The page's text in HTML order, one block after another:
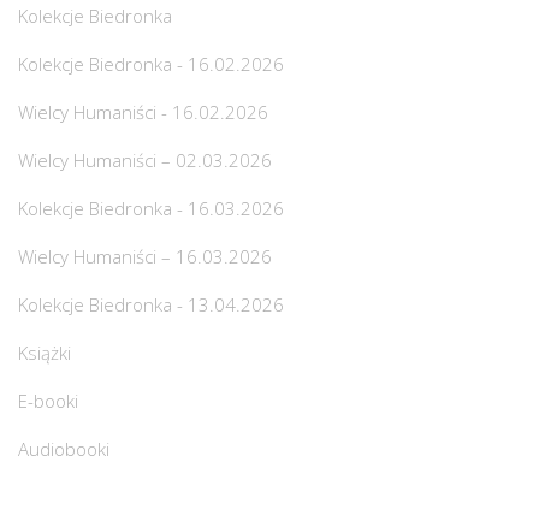
Kolekcje Biedronka
Kolekcje Biedronka - 16.02.2026
Wielcy Humaniści - 16.02.2026
Wielcy Humaniści – 02.03.2026
Kolekcje Biedronka - 16.03.2026
Wielcy Humaniści – 16.03.2026
Kolekcje Biedronka - 13.04.2026
Książki
E-booki
Audiobooki